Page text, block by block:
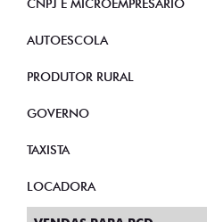
CNPJ E MICROEMPRESÁRIO
AUTOESCOLA
PRODUTOR RURAL
GOVERNO
TAXISTA
LOCADORA